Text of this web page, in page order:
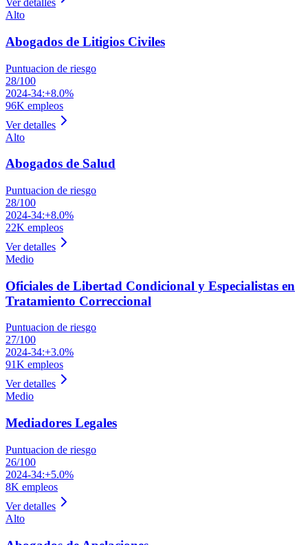
Ver detalles
Alto
Abogados de Litigios Civiles
Puntuacion de riesgo
28/100
2024-34:+8.0%
96K empleos
Ver detalles
Alto
Abogados de Salud
Puntuacion de riesgo
28/100
2024-34:+8.0%
22K empleos
Ver detalles
Medio
Oficiales de Libertad Condicional y Especialistas en
Tratamiento Correccional
Puntuacion de riesgo
27/100
2024-34:+3.0%
91K empleos
Ver detalles
Medio
Mediadores Legales
Puntuacion de riesgo
26/100
2024-34:+5.0%
8K empleos
Ver detalles
Alto